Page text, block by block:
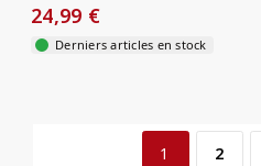
24,99 €
Derniers articles en stock
1 2